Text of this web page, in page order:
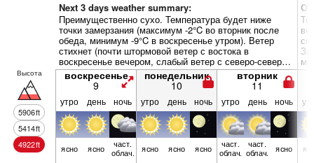
Next 3 days weather summary:
Преимущественно сухо. Температура будет ниже
точки замерзания (максимум -2°C во вторник после
обеда, минимум -9°C в воскресенье утром). Ветер
стихнет (почти штормовой ветер с востока в
воскресенье вечером, слабый ветер с северо-северо-
востока к вечеру вторника).
Высота
5906ft
5414ft
4922ft
воскресенье
9
понедельник
10
вторник
11
утро день ночь утро день ночь утро день ночь
ясно ясно част.
облач. ясно ясно ясно част.
облач.
част.
облач. ясно